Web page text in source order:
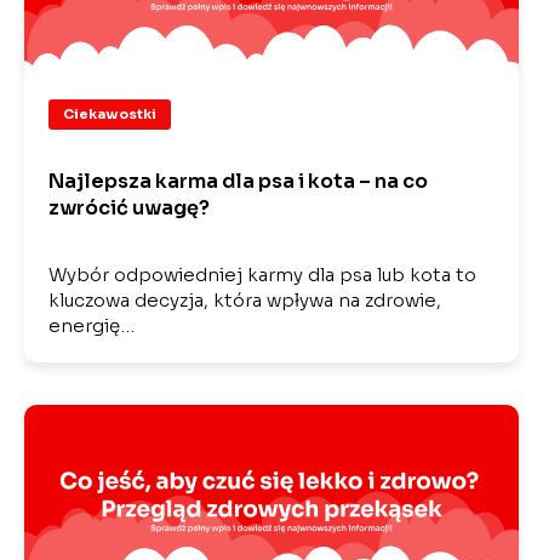
Ciekawostki
Najlepsza karma dla psa i kota – na co
zwrócić uwagę?
Wybór odpowiedniej karmy dla psa lub kota to
kluczowa decyzja, która wpływa na zdrowie,
energię…